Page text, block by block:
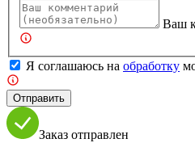
Ваш
Я соглашаюсь на обработку
Отправить
Заказ отправлен